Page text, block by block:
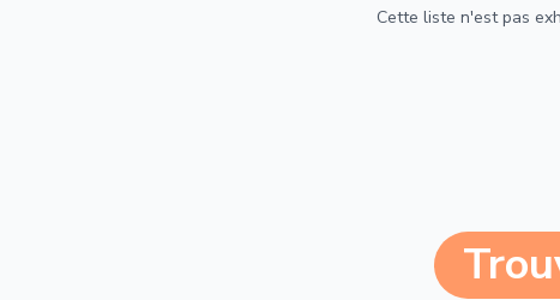
Cette liste n'est pas